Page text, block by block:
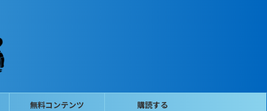
無料コンテンツ 購読する